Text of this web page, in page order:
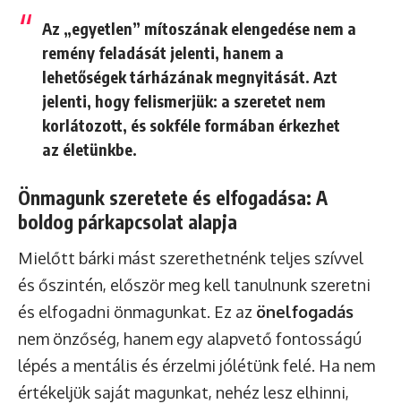
Az „egyetlen” mítoszának elengedése nem a
remény feladását jelenti, hanem a
lehetőségek tárházának megnyitását. Azt
jelenti, hogy felismerjük: a szeretet nem
korlátozott, és sokféle formában érkezhet
az életünkbe.
Önmagunk szeretete és elfogadása: A
boldog párkapcsolat alapja
Mielőtt bárki mást szerethetnénk teljes szívvel
és őszintén, először meg kell tanulnunk szeretni
és elfogadni önmagunkat. Ez az önelfogadás
nem önzőség, hanem egy alapvető fontosságú
lépés a mentális és érzelmi jólétünk felé. Ha nem
értékeljük saját magunkat, nehéz lesz elhinni,